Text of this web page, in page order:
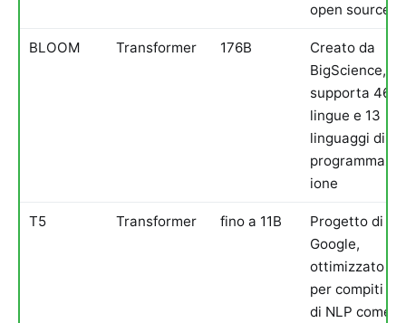
open source
BLOOM Transformer 176B
Creato da
BigScience,
supporta 46
lingue e 13
linguaggi di
programmaz
ione
T5 Transformer fino a 11B
Progetto di
Google,
ottimizzato
per compiti
di NLP come